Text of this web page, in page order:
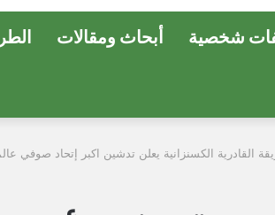
شخصية أبحاث ومقالات
الكسنزانية يعلن تدشين اكبر إتحاد صوفي